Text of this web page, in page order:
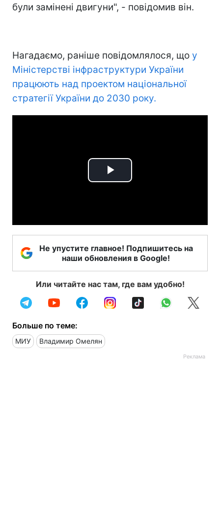
були замінені двигуни", - повідомив він.
Нагадаємо, раніше повідомлялося, що у
Міністерстві інфраструктури України
працюють над проектом національної
стратегії України до 2030 року.
Play
Не упустите главное! Подпишитесь на
наши обновления в Google!
Или читайте нас там, где вам удобно!
Больше по теме:
МИУ Владимир Омелян